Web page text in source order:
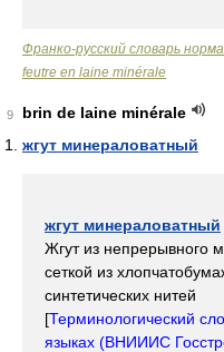
Франко-русский словарь
feutre en laine minérale
9
brin de laine minérale
жгут минераловатный
жгут минераловатный
Жгут из непрерывного
сеткой из
синтетических нитей
[Терминологический
языках (ВНИИИС